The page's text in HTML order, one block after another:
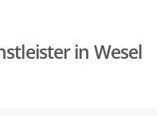
in Wesel